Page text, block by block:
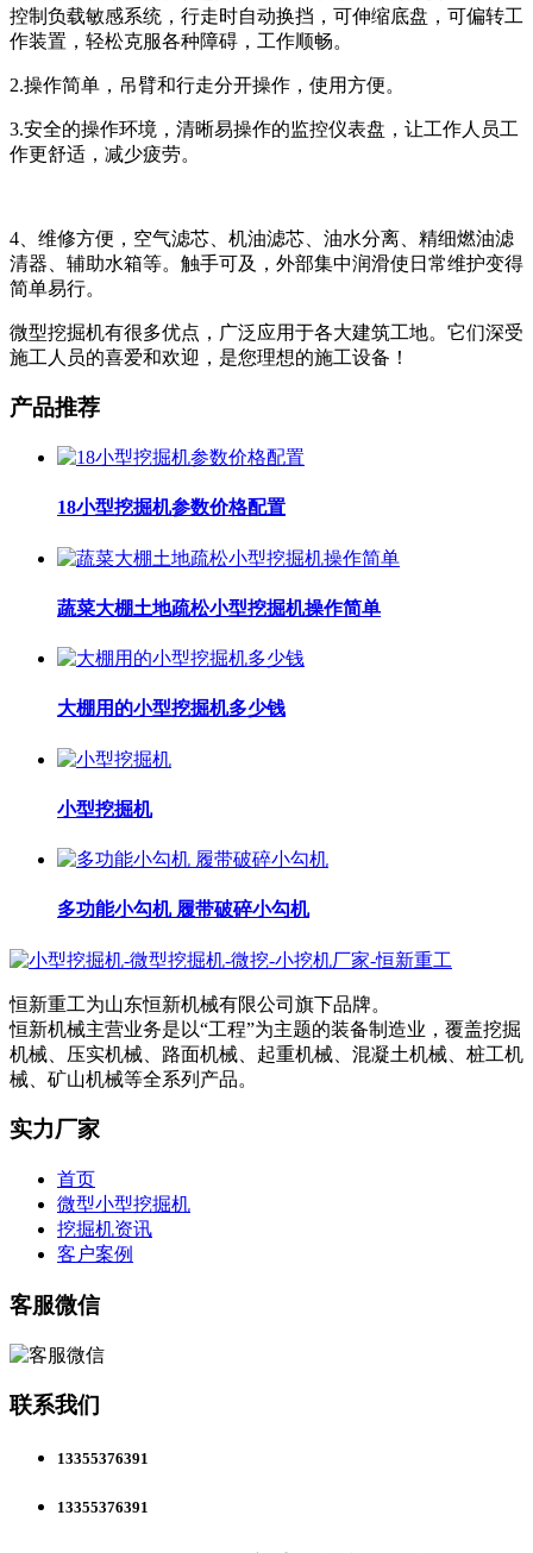
控制负载敏感系统，行走时自动换挡，可伸缩底盘，可偏转工
作装置，轻松克服各种障碍，工作顺畅。
2.操作简单，吊臂和行走分开操作，使用方便。
3.安全的操作环境，清晰易操作的监控仪表盘，让工作人员工
作更舒适，减少疲劳。
4、维修方便，空气滤芯、机油滤芯、油水分离、精细燃油滤
清器、辅助水箱等。触手可及，外部集中润滑使日常维护变得
简单易行。
微型挖掘机有很多优点，广泛应用于各大建筑工地。它们深受
施工人员的喜爱和欢迎，是您理想的施工设备！
产品推荐
18小型挖掘机参数价格配置
蔬菜大棚土地疏松小型挖掘机操作简单
大棚用的小型挖掘机多少钱
小型挖掘机
多功能小勾机 履带破碎小勾机
恒新重工为山东恒新机械有限公司旗下品牌。
恒新机械主营业务是以“工程”为主题的装备制造业，覆盖挖掘
机械、压实机械、路面机械、起重机械、混凝土机械、桩工机
械、矿山机械等全系列产品。
实力厂家
首页
微型小型挖掘机
挖掘机资讯
客户案例
客服微信
联系我们
13355376391
13355376391